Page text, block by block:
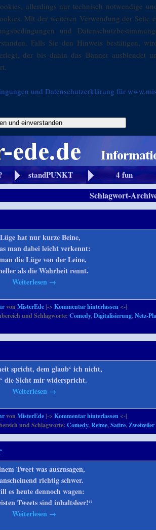
allerdings nur technisch notwendige
Mit der weiteren Verwendung der Seite
und
Falls Sie den Hinweis bestätigen,
der bis dahin das Banner ausblendet
und Datenschutzerklärung für
und einverstanden
standPUNKT 4 fun
Schlagwort-
hat nur kurze Beine,
man dabei leicht verkennt:
die Lüge von der Leine,
als die Wahrheit rennt.
Weiterlesen →
vonMisterEde |->Kommentar hinterlassen <-|
und Schlagworte:Comedy,Digitalisierung,Netz-
spricht, dem glaub‘ ich nicht,
die Sicht mir widerspricht.
Weiterlesen →
vonMisterEde |->Kommentar hinterlassen <-|
und Schlagworte:Comedy,Reime,Satire,Zweizeiler
Tweet was auszusagen,
richtig schwer.
es heute dennoch wagen:
Tweets sind inhaltsleer!“
Weiterlesen →